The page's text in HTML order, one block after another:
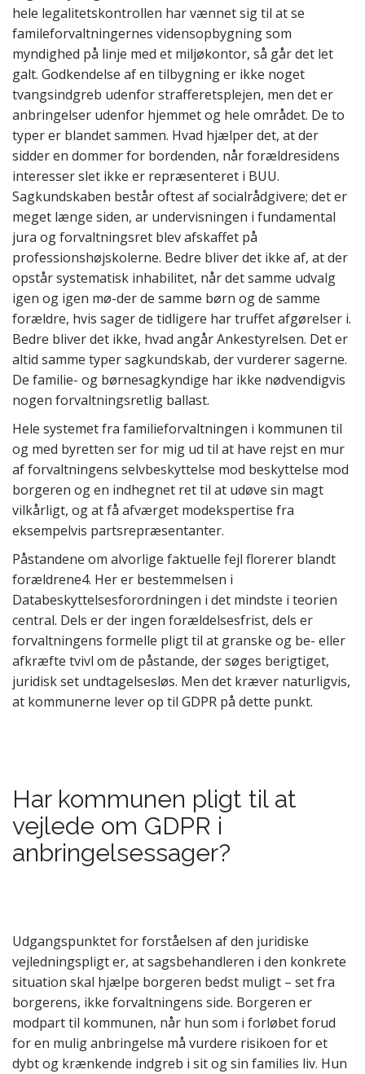
hele legalitetskontrollen har vænnet sig til at se
famileforvaltningernes vidensopbygning som
myndighed på linje med et miljøkontor, så går det let
galt. Godkendelse af en tilbygning er ikke noget
tvangsindgreb udenfor strafferetsplejen, men det er
anbringelser udenfor hjemmet og hele området. De to
typer er blandet sammen. Hvad hjælper det, at der
sidder en dommer for bordenden, når forældresidens
interesser slet ikke er repræsenteret i BUU.
Sagkundskaben består oftest af socialrådgivere; det er
meget længe siden, ar undervisningen i fundamental
jura og forvaltningsret blev afskaffet på
professionshøjskolerne. Bedre bliver det ikke af, at der
opstår systematisk inhabilitet, når det samme udvalg
igen og igen mø-der de samme børn og de samme
forældre, hvis sager de tidligere har truffet afgørelser i.
Bedre bliver det ikke, hvad angår Ankestyrelsen. Det er
altid samme typer sagkundskab, der vurderer sagerne.
De familie- og børnesagkyndige har ikke nødvendigvis
nogen forvaltningsretlig ballast.
Hele systemet fra familieforvaltningen i kommunen til
og med byretten ser for mig ud til at have rejst en mur
af forvaltningens selvbeskyttelse mod beskyttelse mod
borgeren og en indhegnet ret til at udøve sin magt
vilkårligt, og at få afværget modekspertise fra
eksempelvis partsrepræsentanter.
Påstandene om alvorlige faktuelle fejl florerer blandt
forældrene4. Her er bestemmelsen i
Databeskyttelsesforordningen i det mindste i teorien
central. Dels er der ingen forældelsesfrist, dels er
forvaltningens formelle pligt til at granske og be- eller
afkræfte tvivl om de påstande, der søges berigtiget,
juridisk set undtagelsesløs. Men det kræver naturligvis,
at kommunerne lever op til GDPR på dette punkt.
Har kommunen pligt til at
vejlede om GDPR i
anbringelsessager?
Udgangspunktet for forståelsen af den juridiske
vejledningspligt er, at sagsbehandleren i den konkrete
situation skal hjælpe borgeren bedst muligt – set fra
borgerens, ikke forvaltningens side. Borgeren er
modpart til kommunen, når hun som i forløbet forud
for en mulig anbringelse må vurdere risikoen for et
dybt og krænkende indgreb i sit og sin families liv. Hun